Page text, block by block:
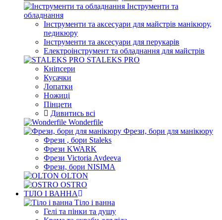
Інструменти та
обладнання
Інструменти та аксесуари для майстрів манікюру,
педикюру
Інструменти та аксесуари для перукарів
Електроінструмент та обладнання для майстрів
STALEKS PRO
Кніпсери
Кусачки
Лопатки
Ножиці
Пінцети
Дивитись всі
Wonderfile
Фрези, бори для манікюру
Фрези , бори Staleks
Фрези KWARK
Фрези Victoria Avdeeva
Фрези, бори NISIMA
OLTON
OSTRO
ТІЛО І ВАННА
Тіло і ванна
Гелі та пінки та душу